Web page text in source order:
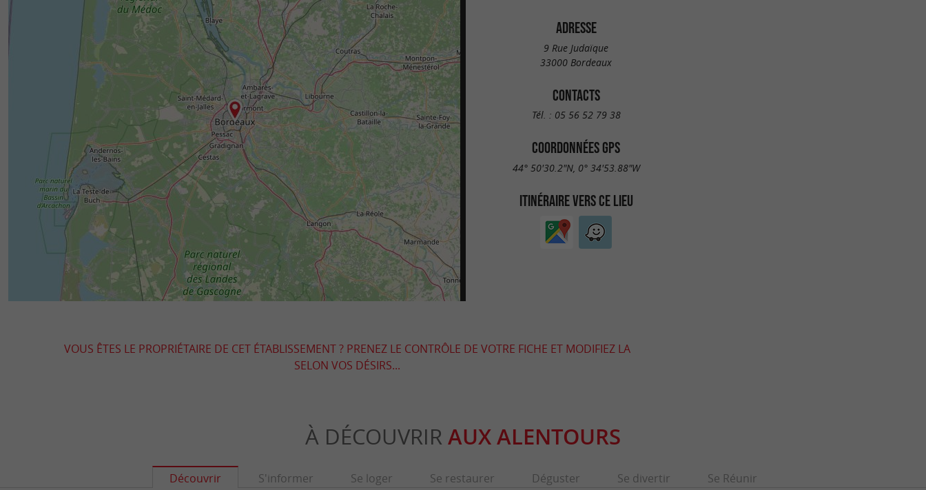
ADRESSE
9 Rue Judaïque
33000 Bordeaux
CONTACTS
Tél. : 05 56 52 79 38
COORDONNÉES GPS
44° 50'30.2"N, 0° 34'53.88"W
ITINÉRAIRE VERS CE LIEU
VOUS ÊTES LE PROPRIÉTAIRE DE CET ÉTABLISSEMENT ? PRENEZ LE CONTRÔLE DE VOTRE FICHE ET MODIFIEZ LA
SELON VOS DÉSIRS...
À DÉCOUVRIR AUX ALENTOURS
Découvrir S'informer Se loger Se restaurer Déguster Se divertir Se Réunir